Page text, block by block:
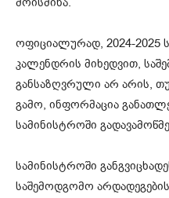
ოფიციალურად, 2024-2025
კალენდრის მიხედვით,
განსაზღვრული არ არის,
გამო, ინფორმაცია
სამინისტროში
სამინისტროში
საშემოდგომო